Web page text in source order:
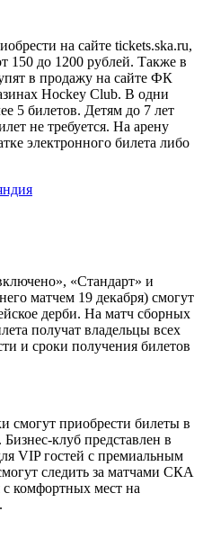
на сайте tickets.ska.ru,
150 до 1200 рублей. Также в
в продажу на сайте ФК
Hockey Club. В одни
5 билетов. Детям до 7 лет
не требуется. На арену
электронного билета либо
«Стандарт» и
матчем 19 декабря) смогут
дерби. На матч сборных
получат владельцы всех
и сроки получения билетов
смогут приобрести билеты в
клуб представлен в
VIP гостей с премиальным
следить за матчами СКА
комфортных мест на